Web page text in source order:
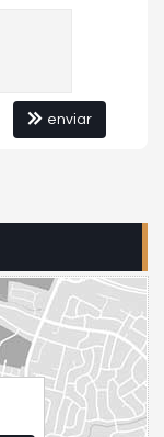
enviar